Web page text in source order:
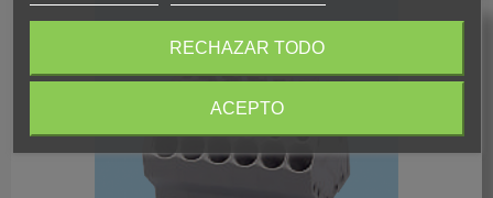
RECHAZAR TODO
ACEPTO